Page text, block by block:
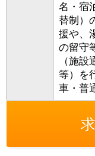
名・宿
替制）
援や、
の留守
（施
等）を
車・普